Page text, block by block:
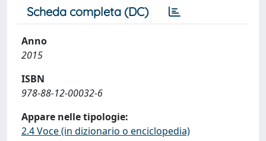
Scheda completa (DC)
Anno
2015
ISBN
978-88-12-00032-6
Appare nelle tipologie:
2.4 Voce (in dizionario o enciclopedia)